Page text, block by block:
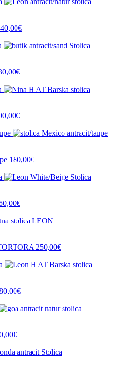
180,00€
250,00€